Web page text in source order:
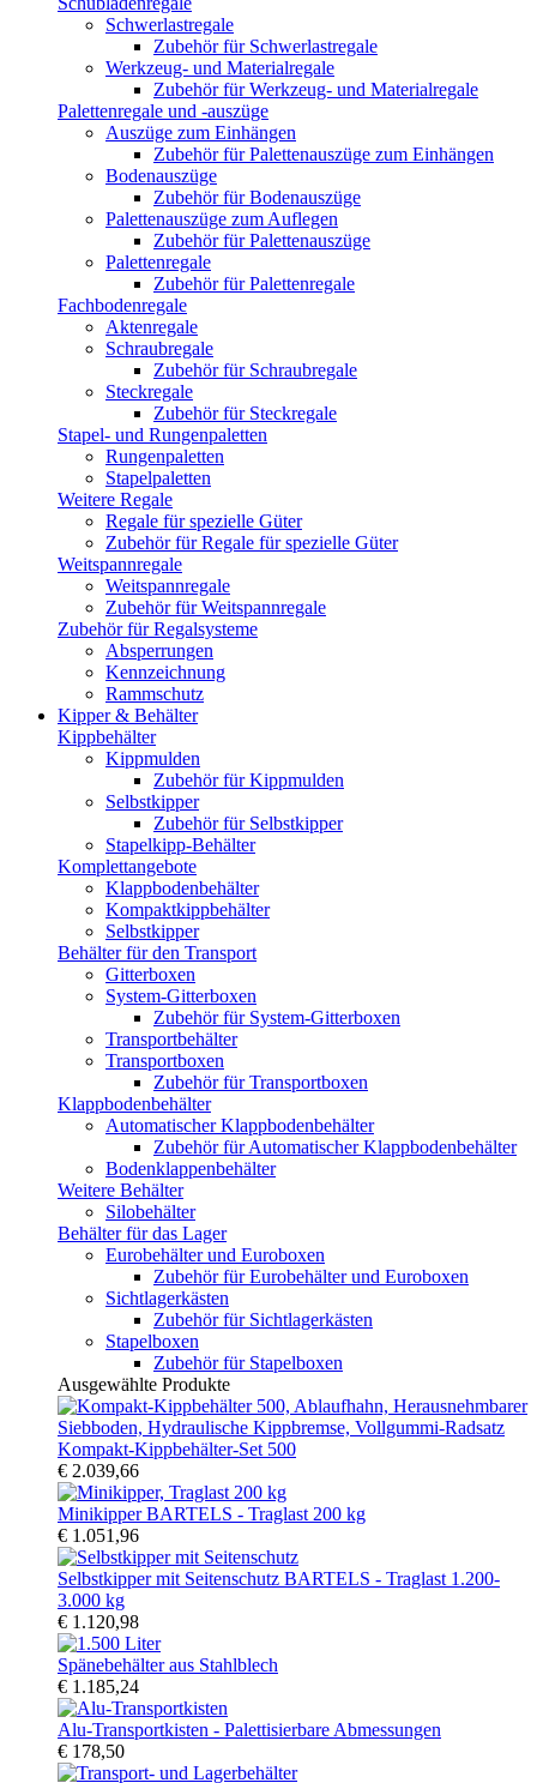
Schwerlastregale
Zubehör für Schwerlastregale
Werkzeug- und Materialregale
Zubehör für Werkzeug- und Materialregale
Palettenregale und -auszüge
Auszüge zum Einhängen
Zubehör für Palettenauszüge zum Einhängen
Bodenauszüge
Zubehör für Bodenauszüge
Palettenauszüge zum Auflegen
Zubehör für Palettenauszüge
Palettenregale
Zubehör für Palettenregale
Fachbodenregale
Aktenregale
Schraubregale
Zubehör für Schraubregale
Steckregale
Zubehör für Steckregale
Stapel- und Rungenpaletten
Rungenpaletten
Stapelpaletten
Weitere Regale
Regale für spezielle Güter
Zubehör für Regale für spezielle Güter
Weitspannregale
Weitspannregale
Zubehör für Weitspannregale
Zubehör für Regalsysteme
Absperrungen
Kennzeichnung
Rammschutz
Kipper & Behälter
Kippbehälter
Kippmulden
Zubehör für Kippmulden
Selbstkipper
Zubehör für Selbstkipper
Stapelkipp-Behälter
Komplettangebote
Klappbodenbehälter
Kompaktkippbehälter
Selbstkipper
Behälter für den Transport
Gitterboxen
System-Gitterboxen
Zubehör für System-Gitterboxen
Transportbehälter
Transportboxen
Zubehör für Transportboxen
Klappbodenbehälter
Automatischer Klappbodenbehälter
Zubehör für Automatischer Klappbodenbehälter
Bodenklappenbehälter
Weitere Behälter
Silobehälter
Behälter für das Lager
Eurobehälter und Euroboxen
Zubehör für Eurobehälter und Euroboxen
Sichtlagerkästen
Zubehör für Sichtlagerkästen
Stapelboxen
Zubehör für Stapelboxen
Ausgewählte Produkte
Kompakt-Kippbehälter-Set 500
€ 2.039,66
Minikipper BARTELS - Traglast 200 kg
€ 1.051,96
Selbstkipper mit Seitenschutz BARTELS - Traglast 1.200-
3.000 kg
€ 1.120,98
Spänebehälter aus Stahlblech
€ 1.185,24
Alu-Transportkisten - Palettisierbare Abmessungen
€ 178,50